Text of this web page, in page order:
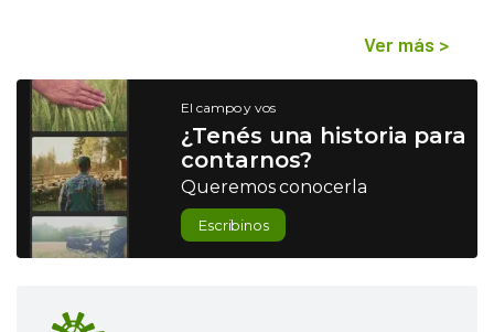
Ver más >
El campo y vos
¿Tenés una historia para
contarnos?
Queremos conocerla
Escribinos